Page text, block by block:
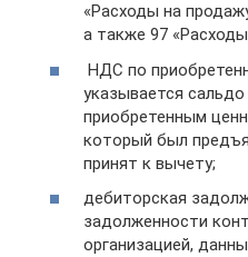
«Расходы на
а также 97
НДС по
указывается
приобретенным
который был
принят к вычету;
дебиторская
задолженности
организацией,